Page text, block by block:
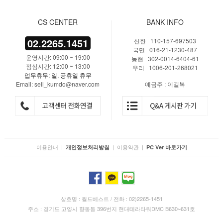
CS CENTER
02.2265.1451
운영시간: 09:00 ~ 19:00
점심시간: 12:00 ~ 13:00
업무휴무: 일, 공휴일 휴무
Email: seil_kumdo@naver.com
BANK INFO
신한 110-157-697503
국민 016-21-1230-487
농협 302-0014-6404-61
우리 1006-201-268021
예금주 : 이길복
이용안내 | 개인정보처리방침 | 이용약관 | PC Ver 바로가기
상호명 : 월드베스트 / 전화 : 02)2265-1451
주소 : 경기도 고양시 향동동 396번지 현대테라타워DMC B630~631호